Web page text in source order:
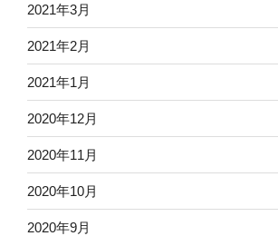
2021年3月
2021年2月
2021年1月
2020年12月
2020年11月
2020年10月
2020年9月